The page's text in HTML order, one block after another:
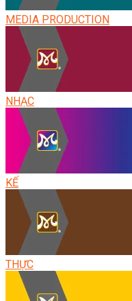
MEDIA PRODUCTION
NHẠC
KẾ
THỰC